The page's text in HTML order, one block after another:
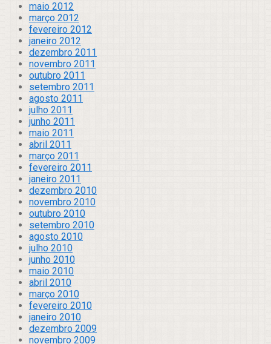
maio 2012
março 2012
fevereiro 2012
janeiro 2012
dezembro 2011
novembro 2011
outubro 2011
setembro 2011
agosto 2011
julho 2011
junho 2011
maio 2011
abril 2011
março 2011
fevereiro 2011
janeiro 2011
dezembro 2010
novembro 2010
outubro 2010
setembro 2010
agosto 2010
julho 2010
junho 2010
maio 2010
abril 2010
março 2010
fevereiro 2010
janeiro 2010
dezembro 2009
novembro 2009